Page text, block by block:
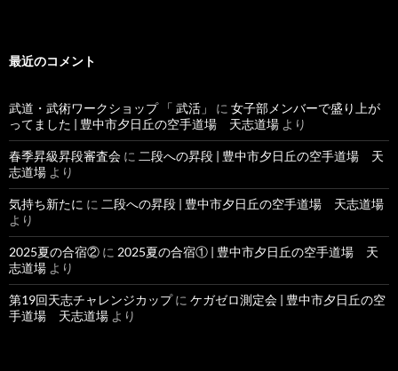
最近のコメント
武道・武術ワークショップ 「 武活」 に 女子部メンバーで盛り上が
ってました | 豊中市夕日丘の空手道場 天志道場 より
春季昇級昇段審査会 に 二段への昇段 | 豊中市夕日丘の空手道場 天
志道場 より
気持ち新たに に 二段への昇段 | 豊中市夕日丘の空手道場 天志道場
より
2025夏の合宿② に 2025夏の合宿① | 豊中市夕日丘の空手道場 天
志道場 より
第19回天志チャレンジカップに ケガゼロ測定会 | 豊中市夕日丘の空
手道場 天志道場 より